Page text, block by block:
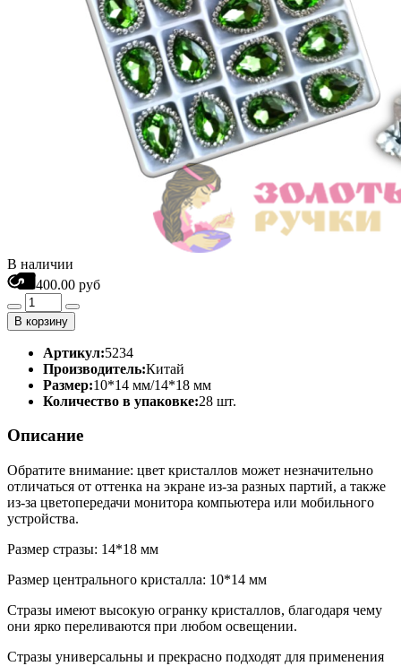
В наличии
400.00 руб
В корзину
Артикул:5234
Производитель:Китай
Размер:10*14 мм/14*18 мм
Количество в упаковке:28 шт.
Описание
Обратите внимание: цвет кристаллов может незначительно
отличаться от оттенка на экране из-за разных партий, а также
из-за цветопередачи монитора компьютера или мобильного
устройства.
Размер стразы: 14*18 мм
Размер центрального кристалла: 10*14 мм
Стразы имеют высокую огранку кристаллов, благодаря чему
они ярко переливаются при любом освещении.
Стразы универсальны и прекрасно подходят для применения